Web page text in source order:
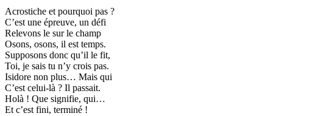
Acrostiche et pourquoi pas ?
C’est une épreuve, un défi
Relevons le sur le champ
Osons, osons, il est temps.
Supposons donc qu’il le fit,
Toi, je sais tu n’y crois pas.
Isidore non plus… Mais qui
C’est celui-là ? Il passait.
Holà ! Que signifie, qui…
Et c’est fini, terminé !